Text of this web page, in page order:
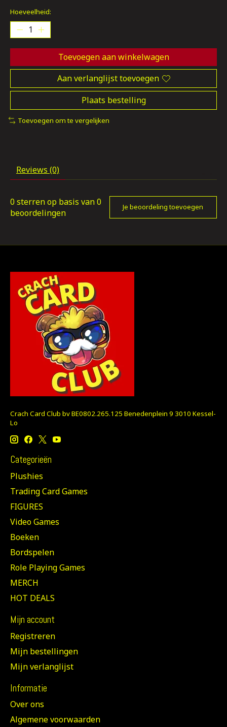
Hoeveelheid:
Toevoegen aan winkelwagen
Aan verlanglijst toevoegen
Plaats bestelling
Toevoegen om te vergelijken
Reviews (0)
0 sterren op basis van0
beoordelingen
Je beoordeling toevoegen
Crach Card Club bv BE0802.265.125 Benedenplein 9 3010 Kessel-
Lo
Categorieën
Plushies
Trading Card Games
FIGURES
Video Games
Boeken
Bordspelen
Role Playing Games
MERCH
HOT DEALS
Mijn account
Registreren
Mijn bestellingen
Mijn verlanglijst
Informatie
Over ons
Algemene voorwaarden